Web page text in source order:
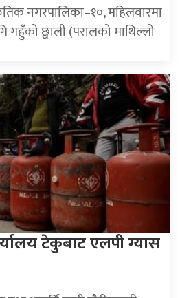
नगरपालिका–१०, महिलवारमा
गहुँको छ्वाली (परालको माथिल्लो
टेकुबाट एलपी ग्यास